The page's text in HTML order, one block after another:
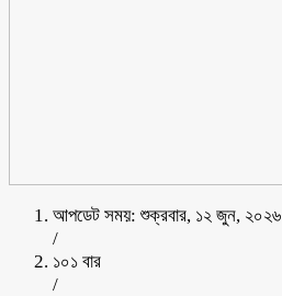
আপডেট সময়: শুক্রবার, ১২ জুন, ২০২৬
/
১০১ বার
/